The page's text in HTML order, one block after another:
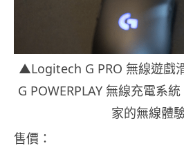
▲Logitech G PRO 無線遊戲
G POWERPLAY 無線充電系
家的無線體
售價：